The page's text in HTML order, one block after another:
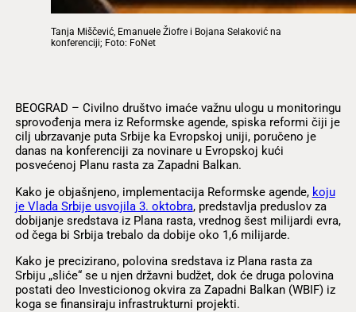
Tanja Miščević, Emanuele Žiofre i Bojana Selaković na
konferenciji; Foto: FoNet
BEOGRAD – Civilno društvo imaće važnu ulogu u monitoringu
sprovođenja mera iz Reformske agende, spiska reformi čiji je
cilj ubrzavanje puta Srbije ka Evropskoj uniji, poručeno je
danas na konferenciji za novinare u Evropskoj kući
posvećenoj Planu rasta za Zapadni Balkan.
Kako je objašnjeno, implementacija Reformske agende, koju
je Vlada Srbije usvojila 3. oktobra, predstavlja preduslov za
dobijanje sredstava iz Plana rasta, vrednog šest milijardi evra,
od čega bi Srbija trebalo da dobije oko 1,6 milijarde.
Kako je precizirano, polovina sredstava iz Plana rasta za
Srbiju „sliće“ se u njen državni budžet, dok će druga polovina
postati deo Investicionog okvira za Zapadni Balkan (WBIF) iz
koga se finansiraju infrastrukturni projekti.